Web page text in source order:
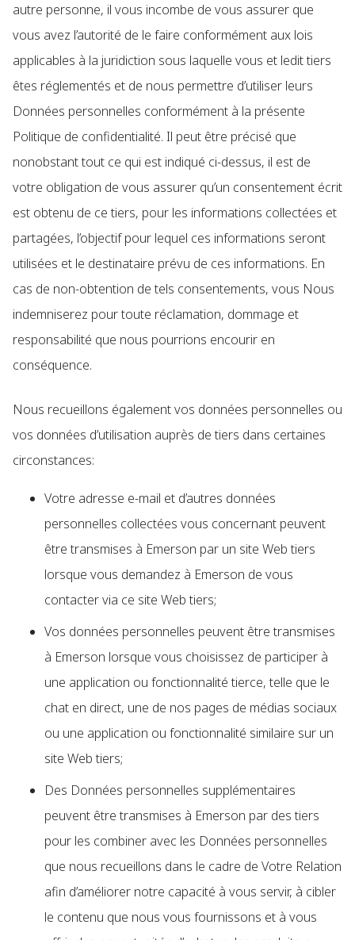
autre personne, il vous incombe de vous assurer que
vous avez l’autorité de le faire conformément aux lois
applicables à la juridiction sous laquelle vous et ledit tiers
êtes réglementés et de nous permettre d’utiliser leurs
Données personnelles conformément à la présente
Politique de confidentialité. Il peut être précisé que
nonobstant tout ce qui est indiqué ci-dessus, il est de
votre obligation de vous assurer qu’un consentement écrit
est obtenu de ce tiers, pour les informations collectées et
partagées, l’objectif pour lequel ces informations seront
utilisées et le destinataire prévu de ces informations. En
cas de non-obtention de tels consentements, vous Nous
indemniserez pour toute réclamation, dommage et
responsabilité que nous pourrions encourir en
conséquence.
Nous recueillons également vos données personnelles ou
vos données d’utilisation auprès de tiers dans certaines
circonstances:
Votre adresse e-mail et d’autres données
personnelles collectées vous concernant peuvent
être transmises à Emerson par un site Web tiers
lorsque vous demandez à Emerson de vous
contacter via ce site Web tiers;
Vos données personnelles peuvent être transmises
à Emerson lorsque vous choisissez de participer à
une application ou fonctionnalité tierce, telle que le
chat en direct, une de nos pages de médias sociaux
ou une application ou fonctionnalité similaire sur un
site Web tiers;
Des Données personnelles supplémentaires
peuvent être transmises à Emerson par des tiers
pour les combiner avec les Données personnelles
que nous recueillons dans le cadre de Votre Relation
afin d’améliorer notre capacité à vous servir, à cibler
le contenu que nous vous fournissons et à vous